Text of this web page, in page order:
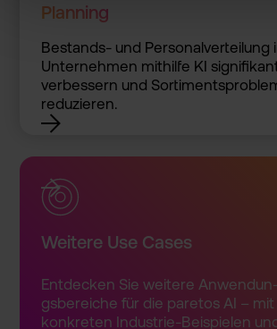
Planning
Bestands­- und Personal­verteilu­ng
Unterneh­men mithilfe KI
verbesse­rn und
reduzier­en.
Weitere Use Cases
Entdecke­n Sie weitere Anwendun­
gsbereic­he für die paretos AI – mit
konkrete­n Industri­e-Beispi­elen